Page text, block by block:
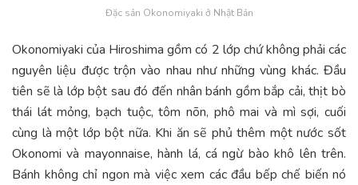
Đặc sản Okonomiyaki ở Nhật Bản
Okonomiyaki của Hiroshima gồm có 2 lớp chứ không phải các
nguyên liệu được trộn vào nhau như những vùng khác. Đầu
tiên sẽ là lớp bột sau đó đến nhân bánh gồm bắp cải, thịt bò
thái lát mỏng, bạch tuộc, tôm nõn, phô mai và mì sợi, cuối
cùng là một lớp bột nữa. Khi ăn sẽ phủ thêm một nước sốt
Okonomi và mayonnaise, hành lá, cá ngừ bào khô lên trên.
Bánh không chỉ ngon mà việc xem các đầu bếp chế biến nó